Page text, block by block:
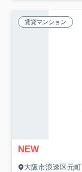
賃貸マンション
NEW
大阪市浪速区元町